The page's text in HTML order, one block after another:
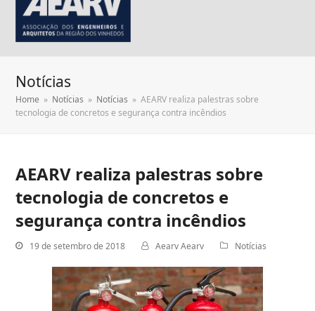
Notícias
Home » Notícias » Notícias » AEARV realiza palestras sobre
tecnologia de concretos e segurança contra incêndios
AEARV realiza palestras sobre
tecnologia de concretos e
segurança contra incêndios
19 de setembro de 2018 Aearv Aearv Notícias